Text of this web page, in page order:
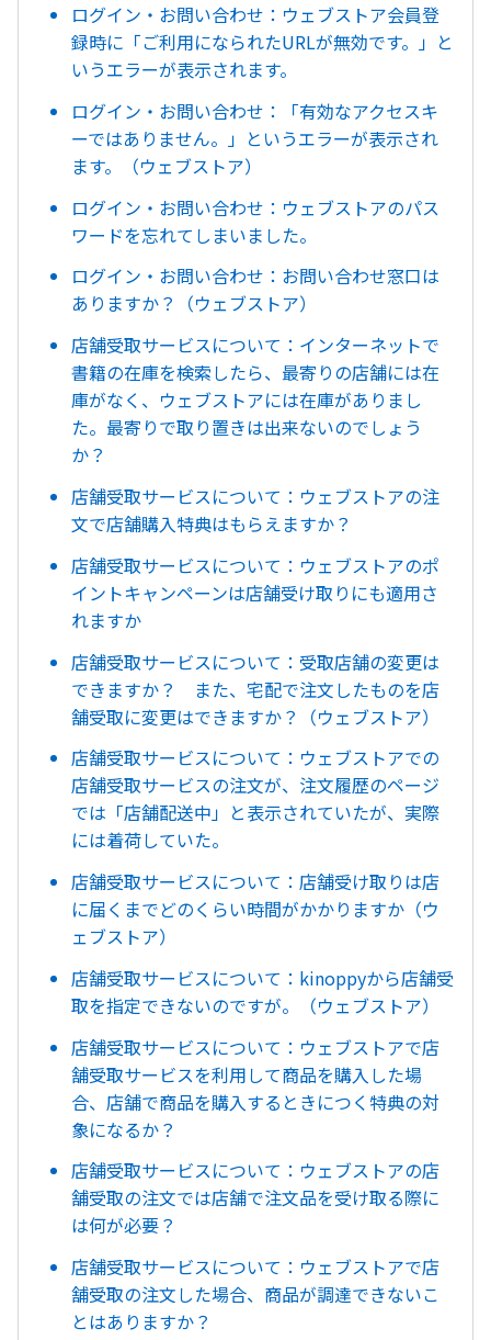
ログイン・お問い合わせ：ウェブストア会員登
録時に「ご利用になられたURLが無効です。」と
いうエラーが表示されます。
ログイン・お問い合わせ：「有効なアクセスキ
ーではありません。」というエラーが表示され
ます。（ウェブストア）
ログイン・お問い合わせ：ウェブストアのパス
ワードを忘れてしまいました。
ログイン・お問い合わせ：お問い合わせ窓口は
ありますか？（ウェブストア）
店舗受取サービスについて：インターネットで
書籍の在庫を検索したら、最寄りの店舗には在
庫がなく、ウェブストアには在庫がありまし
た。最寄りで取り置きは出来ないのでしょう
か？
店舗受取サービスについて：ウェブストアの注
文で店舗購入特典はもらえますか？
店舗受取サービスについて：ウェブストアのポ
イントキャンペーンは店舗受け取りにも適用さ
れますか
店舗受取サービスについて：受取店舗の変更は
できますか？ また、宅配で注文したものを店
舗受取に変更はできますか？（ウェブストア）
店舗受取サービスについて：ウェブストアでの
店舗受取サービスの注文が、注文履歴のページ
では「店舗配送中」と表示されていたが、実際
には着荷していた。
店舗受取サービスについて：店舗受け取りは店
に届くまでどのくらい時間がかかりますか（ウ
ェブストア）
店舗受取サービスについて：kinoppyから店舗受
取を指定できないのですが。（ウェブストア）
店舗受取サービスについて：ウェブストアで店
舗受取サービスを利用して商品を購入した場
合、店舗で商品を購入するときにつく特典の対
象になるか？
店舗受取サービスについて：ウェブストアの店
舗受取の注文では店舗で注文品を受け取る際に
は何が必要？
店舗受取サービスについて：ウェブストアで店
舗受取の注文した場合、商品が調達できないこ
とはありますか？